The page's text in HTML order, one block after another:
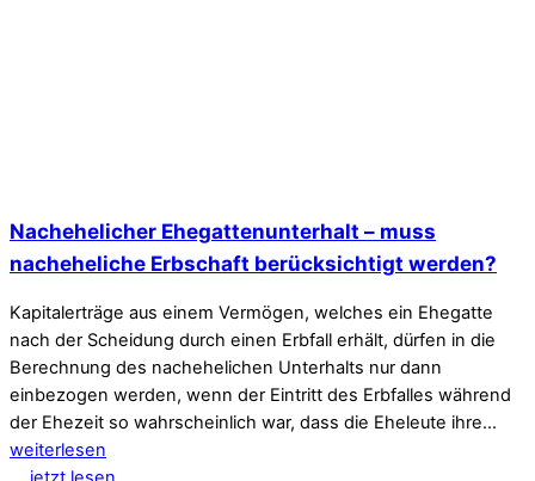
Nachehelicher Ehegattenunterhalt – muss
nacheheliche Erbschaft berücksichtigt werden?
Kapitalerträge aus einem Vermögen, welches ein Ehegatte
nach der Scheidung durch einen Erbfall erhält, dürfen in die
Berechnung des nachehelichen Unterhalts nur dann
einbezogen werden, wenn der Eintritt des Erbfalles während
der Ehezeit so wahrscheinlich war, dass die Eheleute ihre…
weiterlesen